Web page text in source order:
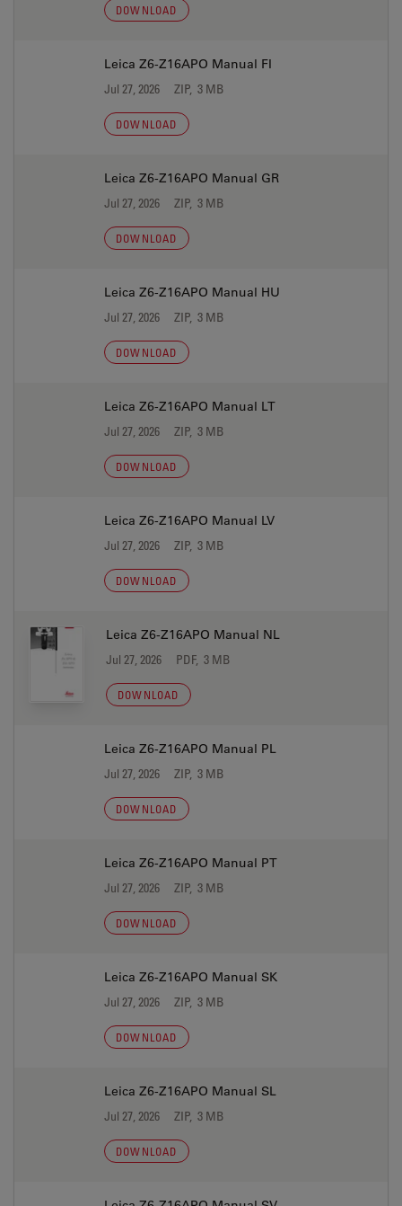
DOWNLOAD
Leica Z6-Z16APO Manual FI
Jul 27, 2026 ZIP, 3 MB
DOWNLOAD
Leica Z6-Z16APO Manual GR
Jul 27, 2026 ZIP, 3 MB
DOWNLOAD
Leica Z6-Z16APO Manual HU
Jul 27, 2026 ZIP, 3 MB
DOWNLOAD
Leica Z6-Z16APO Manual LT
Jul 27, 2026 ZIP, 3 MB
DOWNLOAD
Leica Z6-Z16APO Manual LV
Jul 27, 2026 ZIP, 3 MB
DOWNLOAD
Leica Z6-Z16APO Manual NL
Jul 27, 2026 PDF, 3 MB
DOWNLOAD
Leica Z6-Z16APO Manual PL
Jul 27, 2026 ZIP, 3 MB
DOWNLOAD
Leica Z6-Z16APO Manual PT
Jul 27, 2026 ZIP, 3 MB
DOWNLOAD
Leica Z6-Z16APO Manual SK
Jul 27, 2026 ZIP, 3 MB
DOWNLOAD
Leica Z6-Z16APO Manual SL
Jul 27, 2026 ZIP, 3 MB
DOWNLOAD